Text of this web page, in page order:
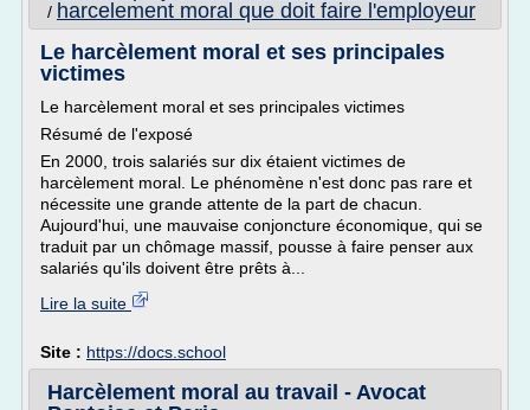
/ harcelement moral que doit faire l'employeur
Le harcèlement moral et ses principales
victimes
Le harcèlement moral et ses principales victimes
Résumé de l'exposé
En 2000, trois salariés sur dix étaient victimes de
harcèlement moral. Le phénomène n'est donc pas rare et
nécessite une grande attente de la part de chacun.
Aujourd'hui, une mauvaise conjoncture économique, qui se
traduit par un chômage massif, pousse à faire penser aux
salariés qu'ils doivent être prêts à...
Lire la suite
Site : https://docs.school
Harcèlement moral au travail - Avocat